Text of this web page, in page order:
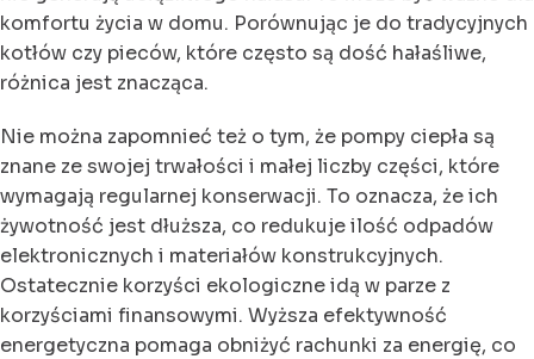
komfortu życia w domu. Porównując je do tradycyjnych
kotłów czy pieców, które często są dość hałaśliwe,
różnica jest znacząca.
Nie można zapomnieć też o tym, że pompy ciepła są
znane ze swojej trwałości i małej liczby części, które
wymagają regularnej konserwacji. To oznacza, że ich
żywotność jest dłuższa, co redukuje ilość odpadów
elektronicznych i materiałów konstrukcyjnych.
Ostatecznie korzyści ekologiczne idą w parze z
korzyściami finansowymi. Wyższa efektywność
energetyczna pomaga obniżyć rachunki za energię, co